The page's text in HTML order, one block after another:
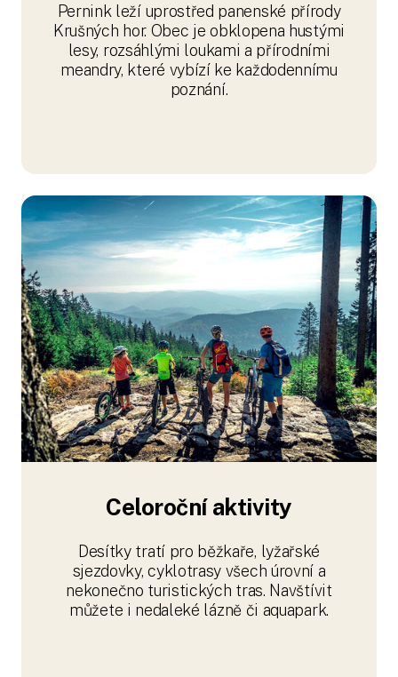
Pernink leží uprostřed panenské přírody
Krušných hor. Obec je obklopena hustými
lesy, rozsáhlými loukami a přírodními
meandry, které vybízí ke každodennímu
poznání.
Celoroční aktivity
Desítky tratí pro běžkaře, lyžařské
sjezdovky, cyklotrasy všech úrovní a
nekonečno turistických tras. Navštívit
můžete i nedaleké lázně či aquapark.